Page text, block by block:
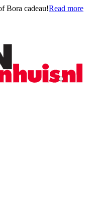
Bora cadeau!Read more